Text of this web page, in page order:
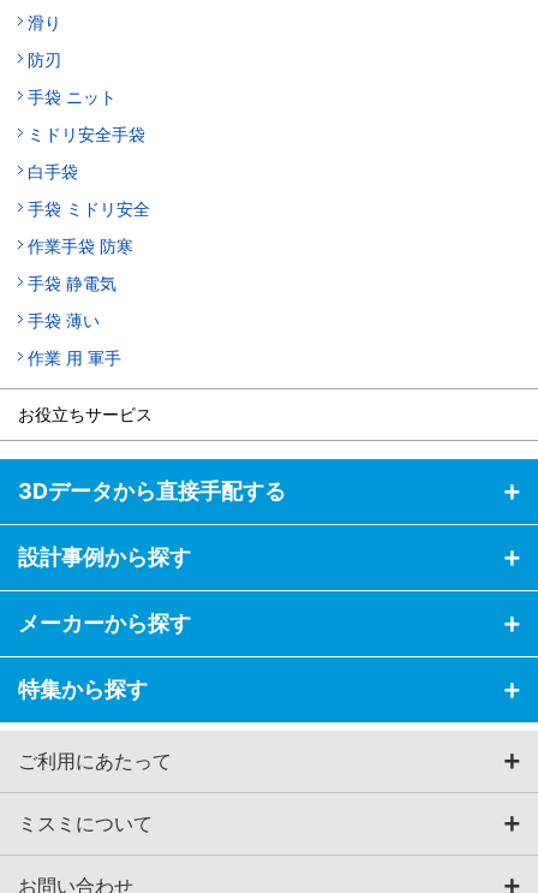
滑り
防刃
手袋 ニット
ミドリ安全手袋
白手袋
手袋 ミドリ安全
作業手袋 防寒
手袋 静電気
手袋 薄い
作業 用 軍手
お役立ちサービス
3Dデータから直接手配する
設計事例から探す
メーカーから探す
特集から探す
ご利用にあたって
ミスミについて
お問い合わせ